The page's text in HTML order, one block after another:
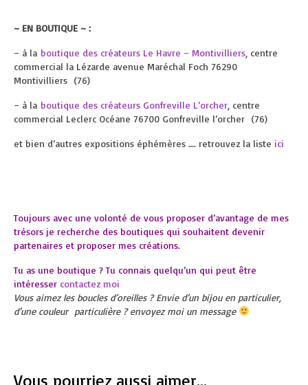
~ EN BOUTIQUE ~ :
– à la boutique des créateurs Le Havre – Montivilliers , centre
commercial la Lézarde avenue Maréchal Foch 76290
Montivilliers (76)
– à la boutique des créateurs Gonfreville L’orcher , centre
commercial Leclerc Océane 76700 Gonfreville l’orcher (76)
et bien d’autres expositions éphémères …. retrouvez la liste ici
Toujours avec une volonté de vous proposer d’avantage de mes
trésors je recherche des boutiques qui souhaitent devenir
partenaires et proposer mes créations.
Tu as une boutique ? Tu connais quelqu’un qui peut être
intéresser contactez moi
Vous aimez les boucles d’oreilles ? Envie d’un bijou en particulier,
d’une couleur particulière ? envoyez moi un message
Vous pourriez aussi aimer...